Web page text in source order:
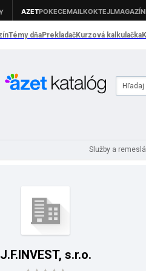
Služby a remeslá
J.F.INVEST, s.r.o.